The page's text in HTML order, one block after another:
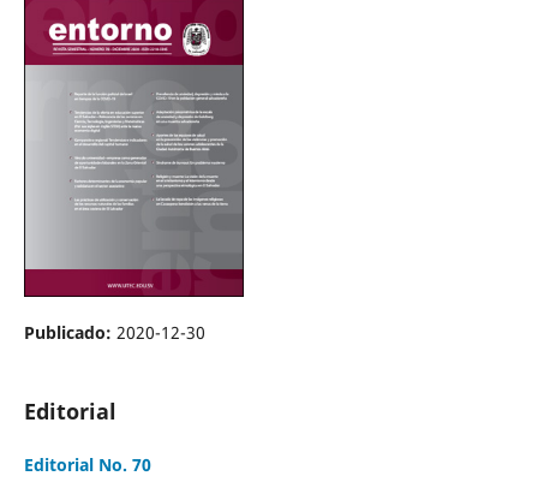
Publicado: 2020-12-30
Editorial
Editorial No. 70